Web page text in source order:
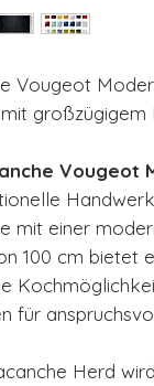
Vougeot
mit
Vougeot
mit einer
100 cm bietet
für
Herd